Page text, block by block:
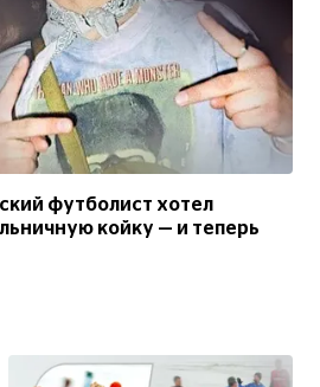
футболист хотел
койку — и теперь